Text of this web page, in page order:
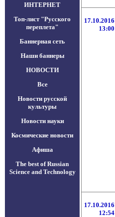
ИНТЕРНЕТ
Топ-лист "Русского
переплета"
Баннерная сеть
Наши баннеры
НОВОСТИ
Все
Новости русской
культуры
Новости науки
Космические новости
Афиша
The best of Russian
Science and Technology
17.10.2016
13:00
17.10.2016
12:54